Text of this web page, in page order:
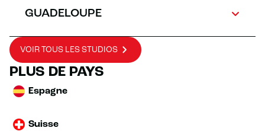
GUADELOUPE
VOIR TOUS LES STUDIOS
PLUS DE PAYS
Espagne
Suisse